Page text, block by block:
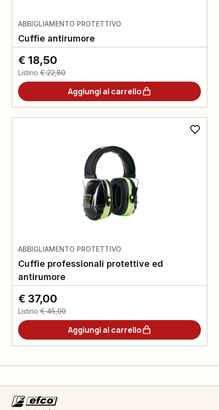
ABBIGLIAMENTO PROTETTIVO
Cuffie antirumore
€ 18,50
Listino € 22,80
Aggiungi al carrello
ABBIGLIAMENTO PROTETTIVO
Cuffie professionali protettive ed
antirumore
€ 37,00
Listino € 45,00
Aggiungi al carrello